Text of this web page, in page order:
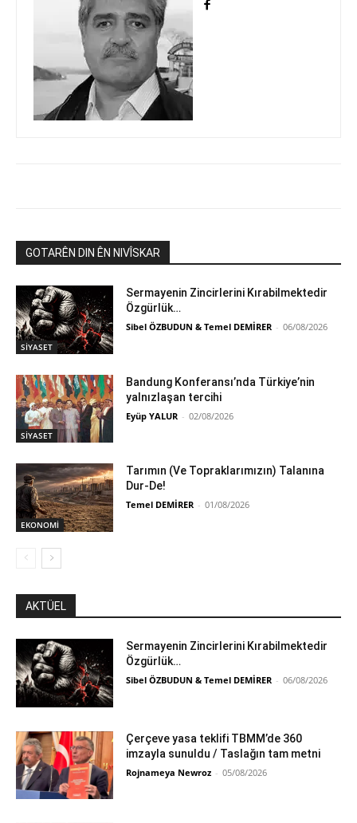
GOTARÊN DIN ÊN NIVÎSKAR
SİYASET
Sermayenin Zincirlerini Kırabilmektedir
Özgürlük…
Sibel ÖZBUDUN & Temel DEMİRER - 06/08/2026
SİYASET
Bandung Konferansı’nda Türkiye’nin
yalnızlaşan tercihi
Eyüp YALUR - 02/08/2026
EKONOMİ
Tarımın (Ve Topraklarımızın) Talanına
Dur-De!
Temel DEMİRER - 01/08/2026
AKTÜEL
Sermayenin Zincirlerini Kırabilmektedir
Özgürlük…
Sibel ÖZBUDUN & Temel DEMİRER - 06/08/2026
Çerçeve yasa teklifi TBMM’de 360
imzayla sunuldu / Taslağın tam metni
Rojnameya Newroz - 05/08/2026